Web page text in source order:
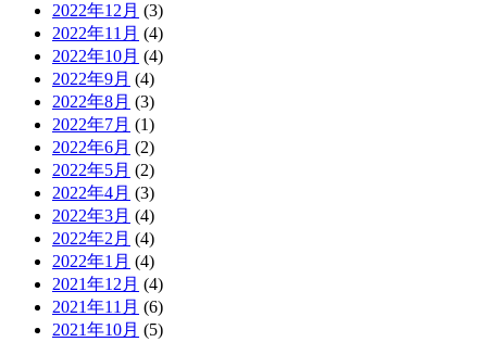
2022年12月 (3)
2022年11月 (4)
2022年10月 (4)
2022年9月 (4)
2022年8月 (3)
2022年7月 (1)
2022年6月 (2)
2022年5月 (2)
2022年4月 (3)
2022年3月 (4)
2022年2月 (4)
2022年1月 (4)
2021年12月 (4)
2021年11月 (6)
2021年10月 (5)